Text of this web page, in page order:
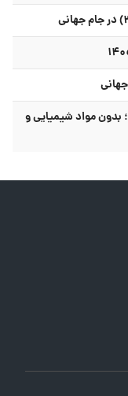
تمیز کنید؛ بدون مواد شیمیایی و